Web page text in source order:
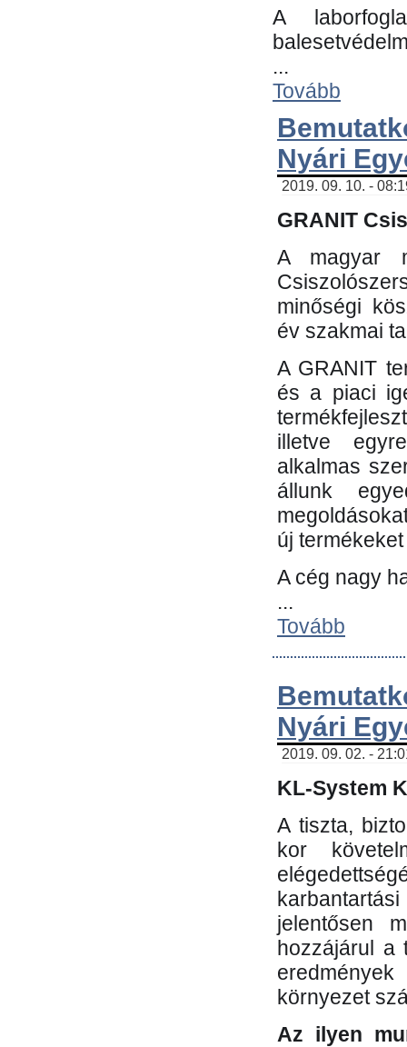
A
...
Tovább
Nyári
2019. 09. 10. -
GRANIT
A magyar
minőségi
év szakmai
A GRANIT
és a piaci
illetve
alkalmas
állunk
új
A cég nagy
...
Tovább
Nyári
2019. 09. 02. -
KL-System
A tiszta,
kor
jelentősen
hozzájárul a
környezet
Az ilyen